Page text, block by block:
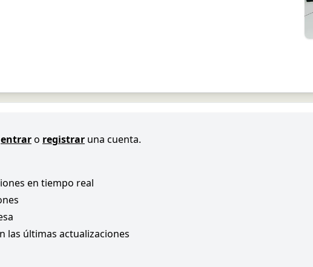
entraro registrar una cuenta.
en tiempo real
las últimas actualizaciones